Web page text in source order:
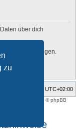
zu
über dich
Daten verlangen.
UTC+02:00
® Forum Software © phpBB